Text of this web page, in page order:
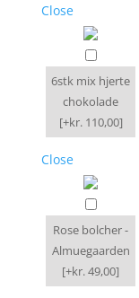
Close
6stk mix hjerte
chokolade
[+kr. 110,00]
Close
Rose bolcher -
Almuegaarden
[+kr. 49,00]